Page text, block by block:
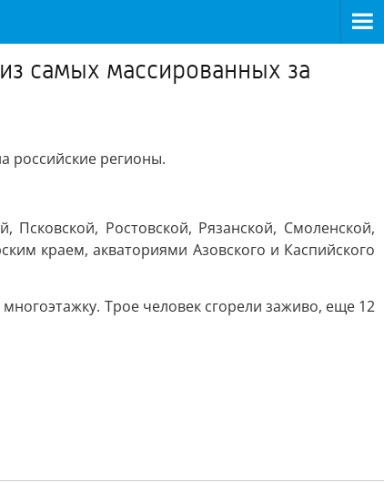
самых массированных за
российские регионы.
Ростовской, Рязанской, Смоленской,
краем, акваториями Азовского и Каспийского
Трое человек сгорели заживо, еще 12